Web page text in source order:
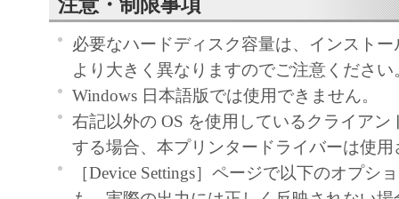
READ CAREFULLY AND UNDERSTAND
RIGHTS AND RESTRICTIONS
AGREEMENT BEFORE INSTALLING THE
CLICKING THE BUTTON INDICATING
ACCEPTANCE AS STATED BELOW OR
SOFTWARE, YOU AGREE TO BE BOUND
AND CONDITIONS OF THIS
NOT AGREE TO THE FOLLOWING
注意・制限事項
必要なハードディスク容量は、インスト
より大きく異なりますのでご注意ください
Windows 日本語版では使用できません。
右記以外の OS を使用しているクライアン
する場合、本プリンタードライバーは使
［Device Settings］ページで以下のオプシ